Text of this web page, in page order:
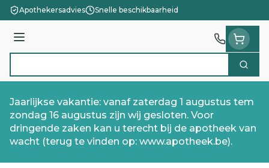
Ga naar de inhoud
Apothekersadvies Snelle beschikbaarheid
Menu
Zoek
Jaarlijkse vakantie: vanaf zaterdag 1 augustus tem
zondag 16 augustus zijn wij gesloten. Voor
dringende zaken kan u terecht bij de apotheek van
wacht (terug te vinden op: www.apotheek.be).